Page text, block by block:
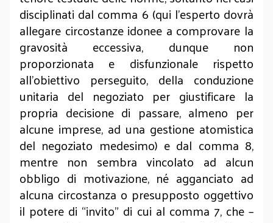
disciplinati dal comma 6 (qui l’esperto dovrà
allegare circostanze idonee a comprovare la
gravosità eccessiva, dunque non
proporzionata e disfunzionale rispetto
all’obiettivo perseguito, della conduzione
unitaria del negoziato per giustificare la
propria decisione di passare, almeno per
alcune imprese, ad una gestione atomistica
del negoziato medesimo) e dal comma 8,
mentre non sembra vincolato ad alcun
obbligo di motivazione, né agganciato ad
alcuna circostanza o presupposto oggettivo
il potere di “invito” di cui al comma 7, che –